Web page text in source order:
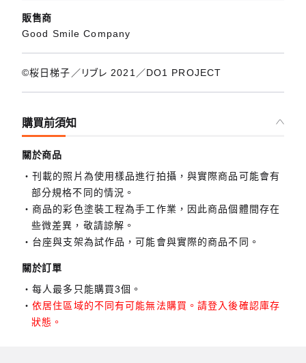
販售商
Good Smile Company
©桜日梯子／リブレ 2021／DO1 PROJECT
購買前須知
關於商品
刊載的照片為使用樣品進行拍攝，與實際商品可能會有
部分規格不同的情況。
商品的彩色塗裝工程為手工作業，因此商品個體間存在
些微差異，敬請諒解。
台座與支架為試作品，可能會與實際的商品不同。
關於訂單
每人最多只能購買3個。
依居住區域的不同有可能無法購買。請登入後確認庫存
狀態。